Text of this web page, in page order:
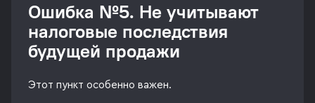
Ошибка №5. Не учитывают
налоговые последствия
будущей продажи
Этот пункт особенно важен.